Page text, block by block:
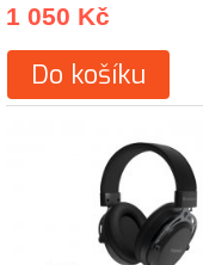
1 050 Kč
Do košíku